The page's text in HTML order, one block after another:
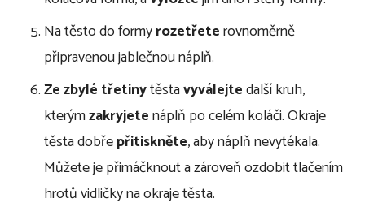
Na těsto do formyrozetřeterovnoměrně
připravenou jablečnou náplň.
Ze zbylé třetinytěstavyválejtedalší kruh,
kterýmzakryjetenáplň po celém koláči. Okraje
těsta dobřepřitiskněte, aby náplň nevytékala.
Můžete je přimáčknout a zároveň ozdobit tlačením
hrotů vidličky na okraje těsta.